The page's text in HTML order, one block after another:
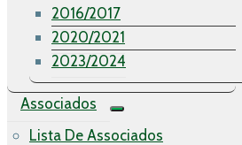
2016/2017
2020/2021
2023/2024
Associados
Lista De Associados